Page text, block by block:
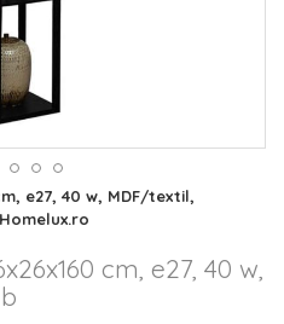
e27, 40 w, MDF/textil,
cm, e27, 40 w,